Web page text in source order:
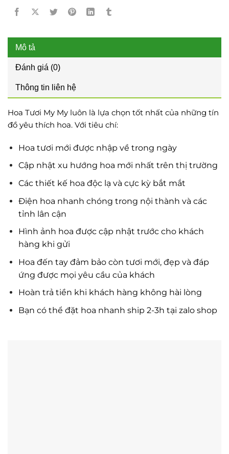
Mô tả
Đánh giá (0)
Thông tin liên hệ
Hoa Tươi My My luôn là lựa chọn tốt nhất của những tín
đồ yêu thích hoa. Với tiêu chí:
Hoa tươi mới được nhập về trong ngày
Cập nhật xu hướng hoa mới nhất trên thị trường
Các thiết kế hoa độc lạ và cực kỳ bắt mắt
Điện hoa nhanh chóng trong nội thành và các
tỉnh lân cận
Hình ảnh hoa được cập nhật trước cho khách
hàng khi gửi
Hoa đến tay đảm bảo còn tươi mới, đẹp và đáp
ứng được mọi yêu cầu của khách
Hoàn trả tiền khi khách hàng không hài lòng
Bạn có thể đặt hoa nhanh ship 2-3h tại zalo shop